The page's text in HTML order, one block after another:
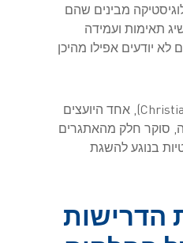
מבינים שהם
תאימות ועמידה
יודעים אפילו מהיכן
כריסטיאן טיילור (Christian Taylor), אחד היועצים
סוקר חלק מהאתגרים
בנוגע להשגת
הדרישות